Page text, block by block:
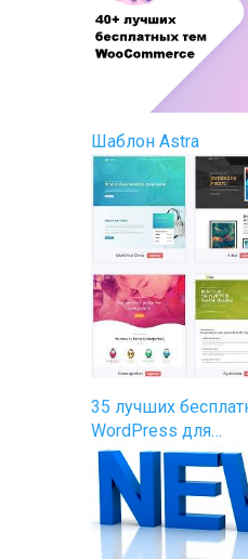
Шаблон Astra
35 лучших
WordPress для…